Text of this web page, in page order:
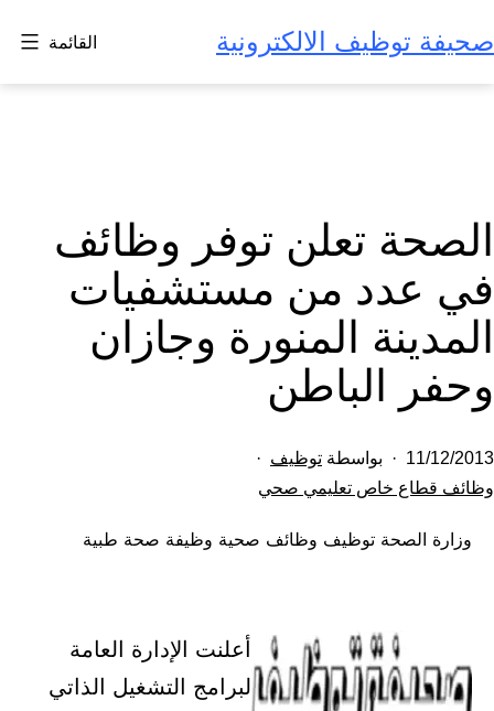
إلى
المحتوى
صحيفة توظيف الالكترونية القائمة
الصحة تعلن توفر وظائف
في عدد من مستشفيات
المدينة المنورة وجازان
وحفر الباطن
تم
النشر
11/12/2013 بواسطة توظيف
مصنف
وظائف قطاع خاص تعليمي صحي
وزارة الصحة توظيف وظائف صحية وظيفة صحة طبية
أعلنت الإدارة العامة
لبرامج التشغيل الذاتي